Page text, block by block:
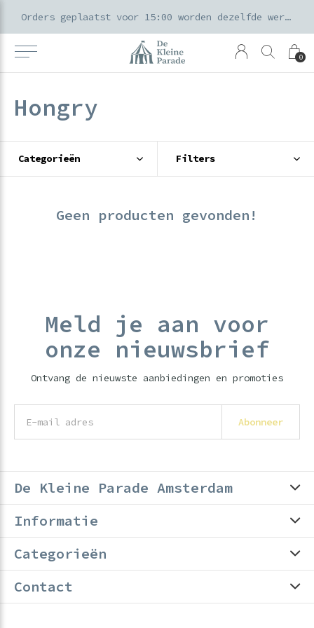
0
Orders geplaatst voor 15:00 worden dezelfde werkdag verzonden
Hongry
Categorieën Filters
Geen producten gevonden!
Meld je aan voor
onze nieuwsbrief
Ontvang de nieuwste aanbiedingen en promoties
Abonneer
De Kleine Parade Amsterdam
Informatie
Categorieën
Contact